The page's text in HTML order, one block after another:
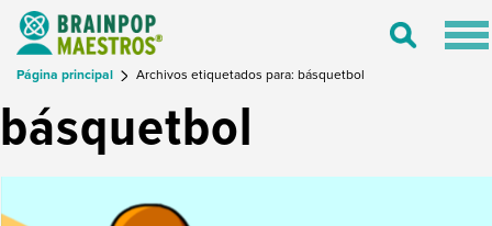
Toggle
Página principal Archivos etiquetados para: básquetbol
básquetbol